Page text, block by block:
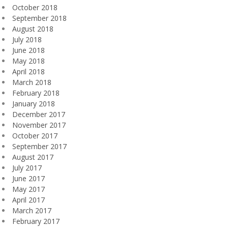
October 2018
September 2018
August 2018
July 2018
June 2018
May 2018
April 2018
March 2018
February 2018
January 2018
December 2017
November 2017
October 2017
September 2017
August 2017
July 2017
June 2017
May 2017
April 2017
March 2017
February 2017